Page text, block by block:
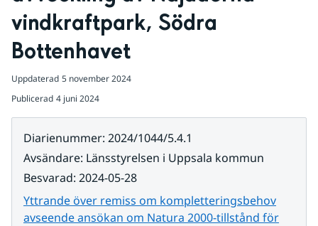
vindkraftpark, Södra
Bottenhavet
Uppdaterad 5 november 2024
Publicerad 4 juni 2024
Diarienummer: 2024/1044/5.4.1
Avsändare: Länsstyrelsen i Uppsala kommun
Besvarad: 2024-05-28
Yttrande över remiss om kompletteringsbehov
avseende ansökan om Natura 2000-tillstånd för